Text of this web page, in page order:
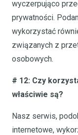
wyczerpująco
prywatności.
wykorzystać
związanych z
osobowych.
# 12: Czy
właściwie są?
Nasz serwis,
internetowe,